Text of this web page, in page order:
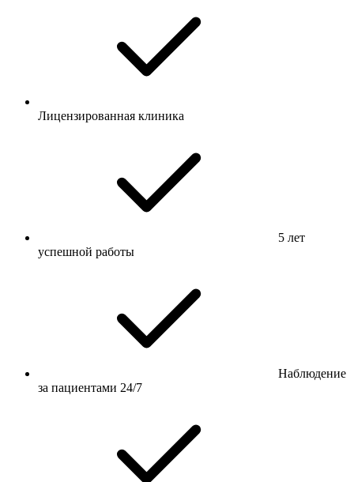
Лицензированная клиника
5 лет
успешной работы
Наблюдение
за пациентами 24/7